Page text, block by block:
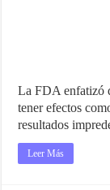
La FDA enfatizó
tener efectos
resultados
Leer Más